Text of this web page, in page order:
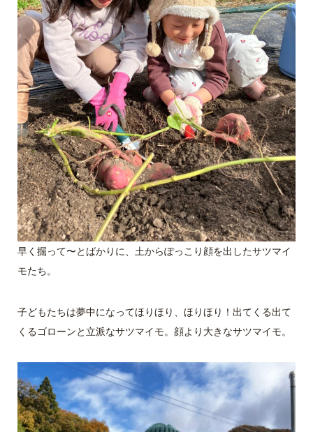
早く掘って〜とばかりに、土からぽっこり顔を出したサツマイ
モたち。
子どもたちは夢中になってほりほり、ほりほり！出てくる出て
くるゴローンと立派なサツマイモ。顔より大きなサツマイモ。